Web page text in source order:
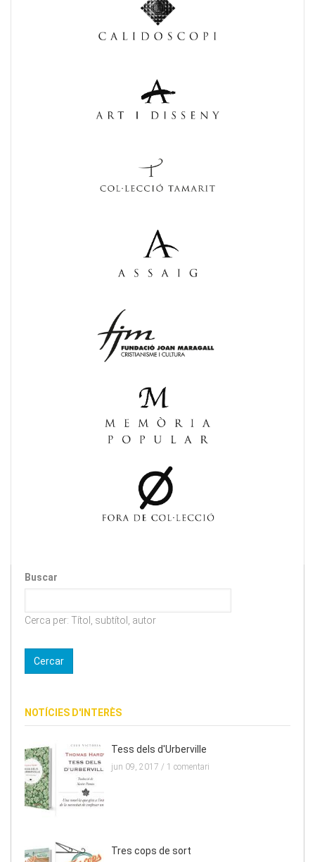
Buscar
Cerca per: Títol, subtítol, autor
NOTÍCIES D'INTERÈS
Tess dels d'Urberville
jun 09, 2017 / 1 comentari
Tres cops de sort